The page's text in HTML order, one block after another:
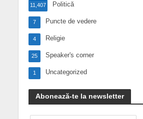
Politică
11,407
Puncte de vedere
7
Religie
4
Speaker's corner
25
Uncategorized
1
Abonează-te la newsletter